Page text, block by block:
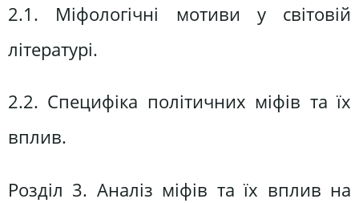
2.1. Міфологічні мотиви у світовій
літературі.
2.2. Специфіка політичних міфів та їх
вплив.
Розділ 3. Аналіз міфів та їх вплив на